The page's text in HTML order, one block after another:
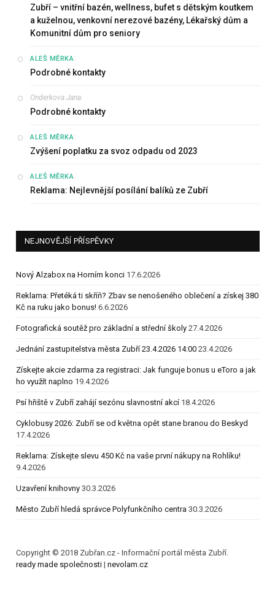
Zubří – vnitřní bazén, wellness, bufet s dětským koutkem
a kuželnou, venkovní nerezové bazény, Lékařský dům a
Komunitní dům pro seniory
ALEŠ MĚRKA:
Podrobné kontakty
Onderkova Jana:
Podrobné kontakty
ALEŠ MĚRKA:
Zvýšení poplatku za svoz odpadu od 2023
ALEŠ MĚRKA:
Reklama: Nejlevnější posílání balíků ze Zubří
NEJNOVĚJŠÍ PŘÍSPĚVKY
Nový Alzabox na Horním konci 17.6.2026
Reklama: Přetéká ti skříň? Zbav se nenošeného oblečení a získej 380
Kč na ruku jako bonus! 6.6.2026
Fotografická soutěž pro základní a střední školy 27.4.2026
Jednání zastupitelstva města Zubří 23.4.2026 14:00 23.4.2026
Získejte akcie zdarma za registraci: Jak funguje bonus u eToro a jak
ho využít naplno 19.4.2026
Psí hřiště v Zubří zahájí sezónu slavnostní akcí 18.4.2026
Cyklobusy 2026: Zubří se od května opět stane branou do Beskyd
17.4.2026
Reklama: Získejte slevu 450 Kč na vaše první nákupy na Rohlíku!
9.4.2026
Uzavření knihovny 30.3.2026
Město Zubří hledá správce Polyfunkčního centra 30.3.2026
Copyright © 2018 Zubřan.cz - Informační portál města Zubří.
ready made společnosti | nevolam.cz